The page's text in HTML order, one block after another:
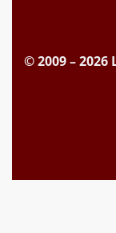
© 2009 – 2026